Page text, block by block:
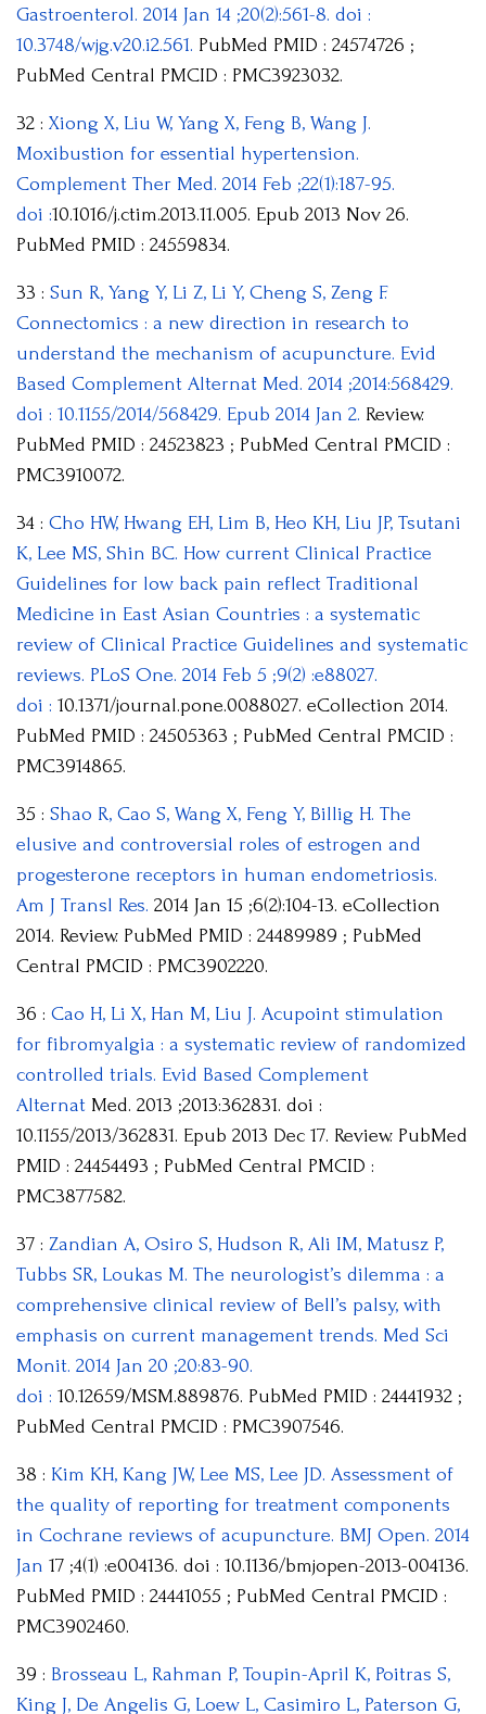
Gastroenterol. 2014 Jan 14 ;20(2):561-8. doi :
10.3748/wjg.v20.i2.561. PubMed PMID : 24574726 ;
PubMed Central PMCID : PMC3923032.
32 : Xiong X, Liu W, Yang X, Feng B, Wang J.
Moxibustion for essential hypertension.
Complement Ther Med. 2014 Feb ;22(1):187-95.
doi :10.1016/j.ctim.2013.11.005. Epub 2013 Nov 26.
PubMed PMID : 24559834.
33 : Sun R, Yang Y, Li Z, Li Y, Cheng S, Zeng F.
Connectomics : a new direction in research to
understand the mechanism of acupuncture. Evid
Based Complement Alternat Med. 2014 ;2014:568429.
doi : 10.1155/2014/568429. Epub 2014 Jan 2. Review.
PubMed PMID : 24523823 ; PubMed Central PMCID :
PMC3910072.
34 : Cho HW, Hwang EH, Lim B, Heo KH, Liu JP, Tsutani
K, Lee MS, Shin BC. How current Clinical Practice
Guidelines for low back pain reflect Traditional
Medicine in East Asian Countries : a systematic
review of Clinical Practice Guidelines and systematic
reviews. PLoS One. 2014 Feb 5 ;9(2) :e88027.
doi : 10.1371/journal.pone.0088027. eCollection 2014.
PubMed PMID : 24505363 ; PubMed Central PMCID :
PMC3914865.
35 : Shao R, Cao S, Wang X, Feng Y, Billig H. The
elusive and controversial roles of estrogen and
progesterone receptors in human endometriosis.
Am J Transl Res. 2014 Jan 15 ;6(2):104-13. eCollection
2014. Review. PubMed PMID : 24489989 ; PubMed
Central PMCID : PMC3902220.
36 : Cao H, Li X, Han M, Liu J. Acupoint stimulation
for fibromyalgia : a systematic review of randomized
controlled trials. Evid Based Complement
Alternat Med. 2013 ;2013:362831. doi :
10.1155/2013/362831. Epub 2013 Dec 17. Review. PubMed
PMID : 24454493 ; PubMed Central PMCID :
PMC3877582.
37 : Zandian A, Osiro S, Hudson R, Ali IM, Matusz P,
Tubbs SR, Loukas M. The neurologist’s dilemma : a
comprehensive clinical review of Bell’s palsy, with
emphasis on current management trends. Med Sci
Monit. 2014 Jan 20 ;20:83-90.
doi : 10.12659/MSM.889876. PubMed PMID : 24441932 ;
PubMed Central PMCID : PMC3907546.
38 : Kim KH, Kang JW, Lee MS, Lee JD. Assessment of
the quality of reporting for treatment components
in Cochrane reviews of acupuncture. BMJ Open. 2014
Jan 17 ;4(1) :e004136. doi : 10.1136/bmjopen-2013-004136.
PubMed PMID : 24441055 ; PubMed Central PMCID :
PMC3902460.
39 : Brosseau L, Rahman P, Toupin-April K, Poitras S,
King J, De Angelis G, Loew L, Casimiro L, Paterson G,